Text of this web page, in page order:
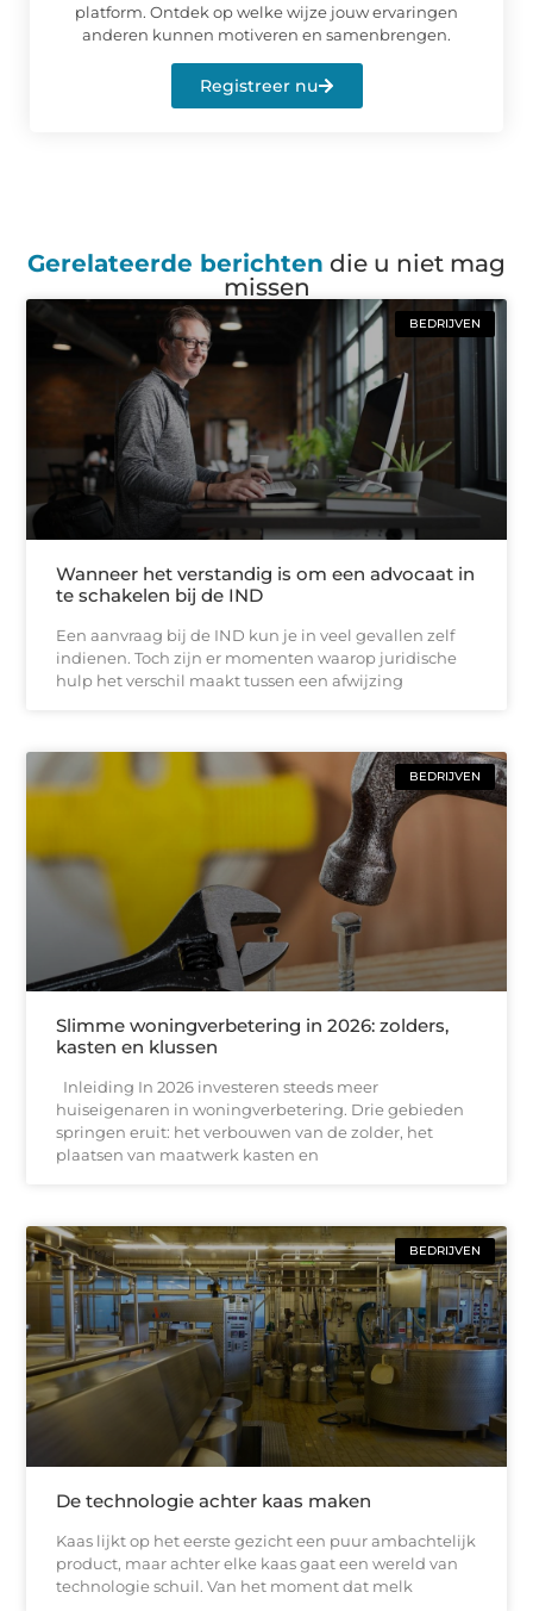
platform. Ontdek op welke wijze jouw ervaringen
anderen kunnen motiveren en samenbrengen.
Registreer nu
Gerelateerde berichten die u niet mag
missen
BEDRIJVEN
Wanneer het verstandig is om een advocaat in
te schakelen bij de IND
Een aanvraag bij de IND kun je in veel gevallen zelf
indienen. Toch zijn er momenten waarop juridische
hulp het verschil maakt tussen een afwijzing
BEDRIJVEN
Slimme woningverbetering in 2026: zolders,
kasten en klussen
Inleiding In 2026 investeren steeds meer
huiseigenaren in woningverbetering. Drie gebieden
springen eruit: het verbouwen van de zolder, het
plaatsen van maatwerk kasten en
BEDRIJVEN
De technologie achter kaas maken
Kaas lijkt op het eerste gezicht een puur ambachtelijk
product, maar achter elke kaas gaat een wereld van
technologie schuil. Van het moment dat melk